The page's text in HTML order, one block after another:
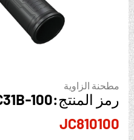
مطحنة الزاوية
رمز المنتج:S1M-JC31B-100
JC810100